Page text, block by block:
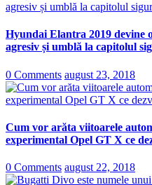
Hyundai Elantra 2019 devine
agresiv și umblă la capitolul
0 Comments august 23, 2018
Cum vor arăta viitoarele
experimental Opel GT X ce
0 Comments august 22, 2018